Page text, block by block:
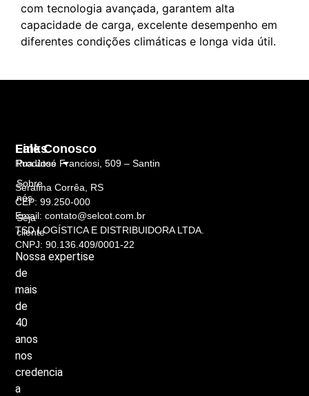
com tecnologia avançada, garantem alta
capacidade de carga, excelente desempenho em
diferentes condições climáticas e longa vida útil.
Nossaexpertise
de
mais
de
40
anos
nos
credencia
a
Links
Produtos
Sobre
nós
Seja
cliente
Fale Conosco
Rua José Franciosi, 509 – Santin
Serafina Corrêa, RS
CEP: 99.250-000
Email: contato@selcot.com.br
TSD LOGÍSTICA E DISTRIBUIDORA LTDA.
CNPJ: 90.136.409/0001-22